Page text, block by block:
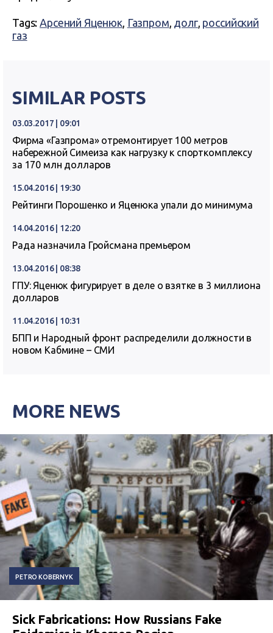
Tags:Арсений Яценюк, Газпром, долг, российский
газ
SIMILAR POSTS
03.03.2017 | 09:01
Фирма «Газпрома» отремонтирует 100 метров
набережной Симеиза как нагрузку к спорткомплексу
за 170 млн долларов
15.04.2016 | 19:30
Рейтинги Порошенко и Яценюка упали до минимума
14.04.2016 | 12:20
Рада назначила Гройсмана премьером
13.04.2016 | 08:38
ГПУ: Яценюк фигурирует в деле о взятке в 3 миллиона
долларов
11.04.2016 | 10:31
БПП и Народный фронт распределили должности в
новом Кабмине – СМИ
MORE NEWS
PETRO KOBERNYK
Sick Fabrications: How Russians Fake